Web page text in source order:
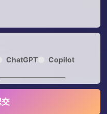
ChatGPT
Copilot